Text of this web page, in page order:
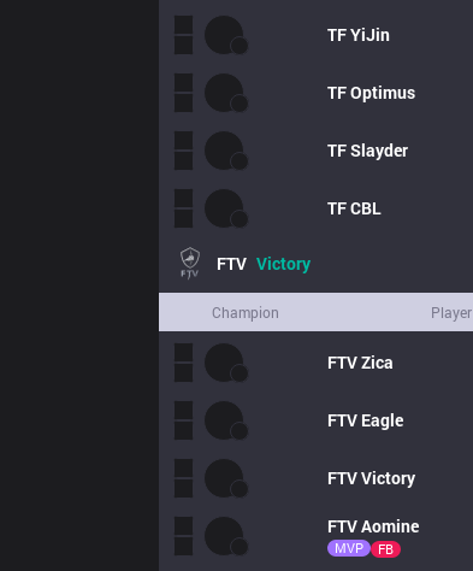
TFYiJin
TFOptimus
TFSlayder
TFCBL
FTV Victory
Champion Player
FTVZica
FTV Eagle
FTVVictory
FTVAomine
MVP FB